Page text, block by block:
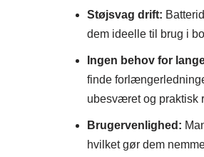
Støjsvag drift:
dem ideelle til brug i
Ingen behov for
finde
ubesværet og praktisk
Brugervenlighed:
hvilket gør dem